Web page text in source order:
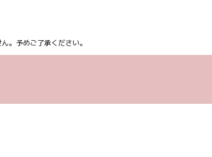
。予めご了承ください。